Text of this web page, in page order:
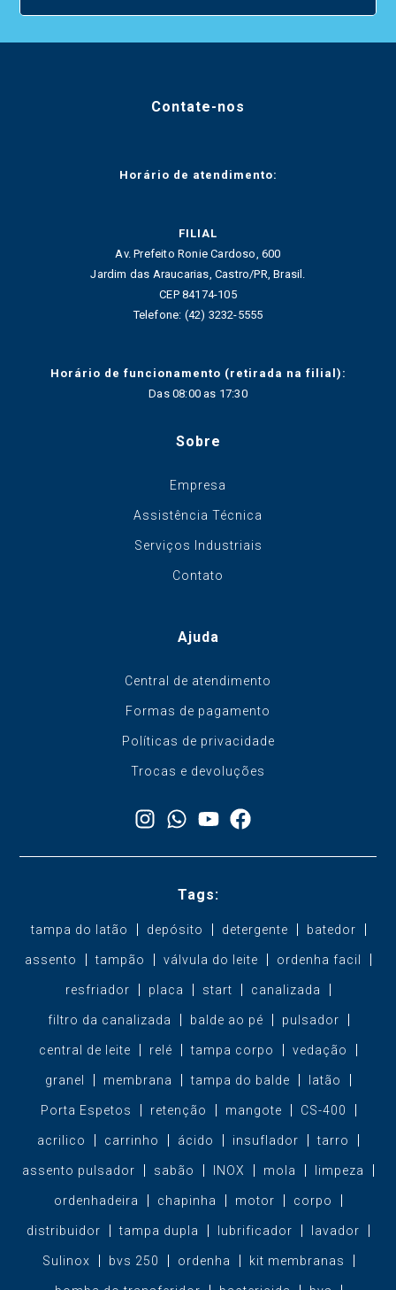
Contate-nos
Horário de atendimento:
FILIAL
Av. Prefeito Ronie Cardoso, 600
Jardim das Araucarias, Castro/PR, Brasil.
CEP 84174-105
Telefone: (42) 3232-5555
Horário de funcionamento (retirada na filial):
Das 08:00 as 17:30
Sobre
Empresa
Assistência Técnica
Serviços Industriais
Contato
Ajuda
Central de atendimento
Formas de pagamento
Políticas de privacidade
Trocas e devoluções
Tags:
tampa do latão depósito detergente batedor
assento tampão válvula do leite ordenha facil
resfriador placa start canalizada
filtro da canalizada balde ao pé pulsador
central de leite relé tampa corpo vedação
granel membrana tampa do balde latão
Porta Espetos retenção mangote CS-400
acrilico carrinho ácido insuflador tarro
assento pulsador sabão INOX mola limpeza
ordenhadeira chapinha motor corpo
distribuidor tampa dupla lubrificador lavador
Sulinox bvs 250 ordenha kit membranas